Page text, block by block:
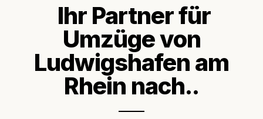
Ihr Partner für
Umzüge von
Ludwigshafen am
Rhein nach..